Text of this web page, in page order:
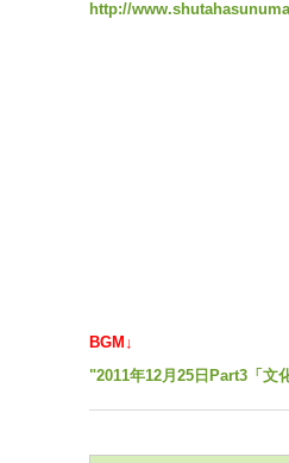
http://
BGM↓
"2011年12月25日Part3「文